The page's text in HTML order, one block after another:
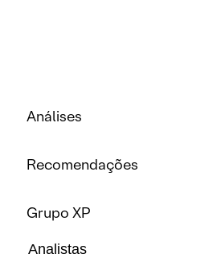
Análises
Recomendações
Grupo XP
Analistas